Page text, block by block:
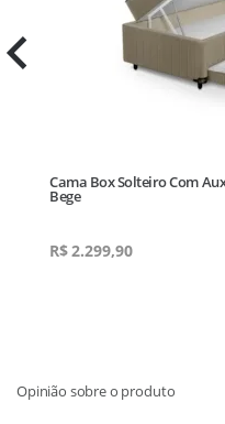
Cama Box Solteiro Com
Bege
R$2.299,90